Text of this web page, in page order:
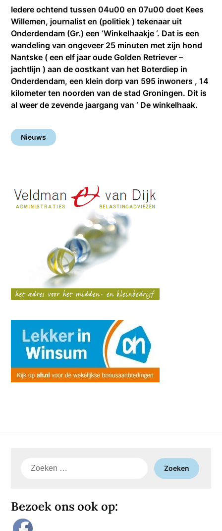
Iedere ochtend tussen 04u00 en 07u00 doet Kees
Willemen, journalist en (politiek ) tekenaar uit
Onderdendam (Gr.) een ‘Winkelhaakje ‘. Dat is een
wandeling van ongeveer 25 minuten met zijn hond
Nantske ( een elf jaar oude Golden Retriever –
jachtlijn ) aan de oostkant van het Boterdiep in
Onderdendam, een klein dorp van 595 inwoners , 14
kilometer ten noorden van de stad Groningen. Dit is
al weer de zevende jaargang van ‘ De winkelhaak.
Nieuws
Zoeken
Bezoek ons ook op: